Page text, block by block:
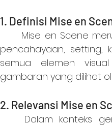
1. Definisi Mise en
pencahayaan, setting,
semua elemen
gambaran yang dilihat
2. Relevansi Mise en